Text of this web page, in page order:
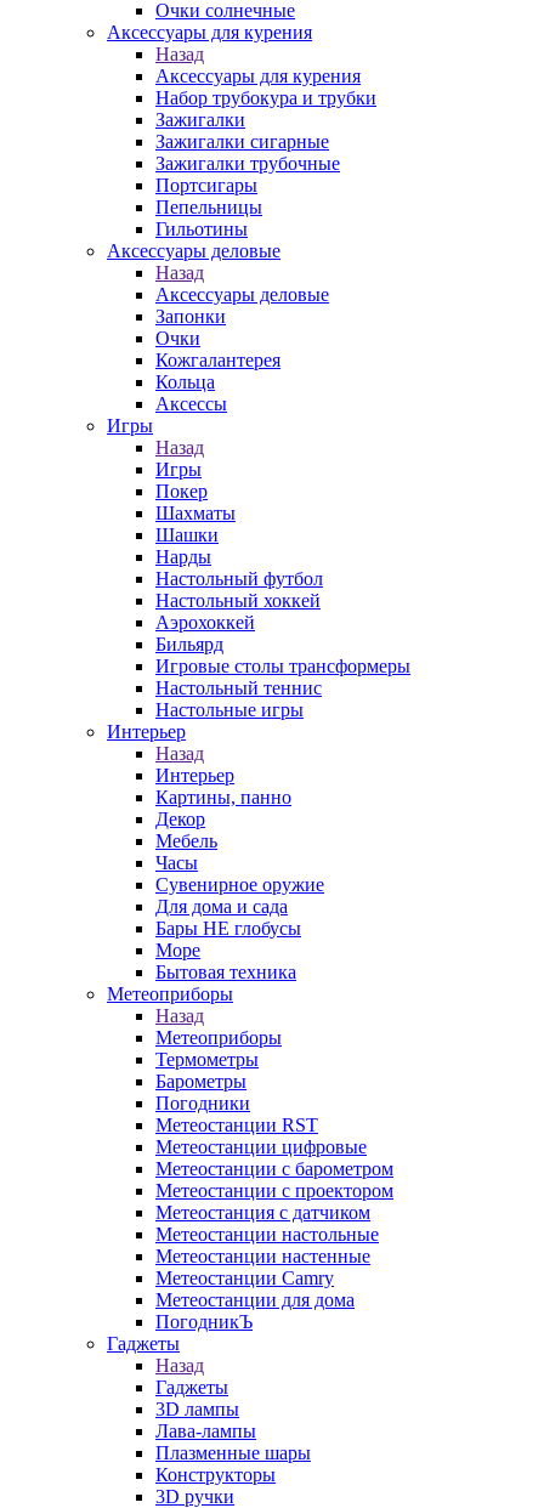
Очки солнечные
Аксессуары для курения
Назад
Аксессуары для курения
Набор трубокура и трубки
Зажигалки
Зажигалки сигарные
Зажигалки трубочные
Портсигары
Пепельницы
Гильотины
Аксессуары деловые
Назад
Аксессуары деловые
Запонки
Очки
Кожгалантерея
Кольца
Аксессы
Игры
Назад
Игры
Покер
Шахматы
Шашки
Нарды
Настольный футбол
Настольный хоккей
Аэрохоккей
Бильярд
Игровые столы трансформеры
Настольный теннис
Настольные игры
Интерьер
Назад
Интерьер
Картины, панно
Декор
Мебель
Часы
Сувенирное оружие
Для дома и сада
Бары НЕ глобусы
Море
Бытовая техника
Метеоприборы
Назад
Метеоприборы
Термометры
Барометры
Погодники
Метеостанции RST
Метеостанции цифровые
Метеостанции с барометром
Метеостанции с проектором
Метеостанция с датчиком
Метеостанции настольные
Метеостанции настенные
Метеостанции Camry
Метеостанции для дома
ПогодникЪ
Гаджеты
Назад
Гаджеты
3D лампы
Лава-лампы
Плазменные шары
Конструкторы
3D ручки